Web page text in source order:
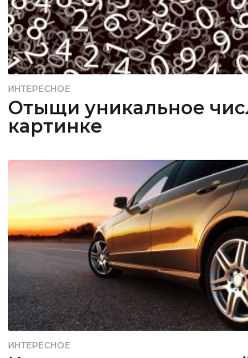
ИНТЕРЕСНОЕ
Отыщи уникальное
картинке
ИНТЕРЕСНОЕ